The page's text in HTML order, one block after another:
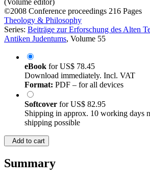
(Volume editor)
©2008 Conference proceedings 216 Pages
Theology & Philosophy
Series: Beiträge zur Erforschung des Alten
Antiken Judentums, Volume 55
eBook forUS$ 78.45
Download immediately. Incl. VAT
Format: PDF – for all devices
Softcover forUS$ 82.95
Shipping in approx. 10 working days
shipping possible
Add to cart
Summary